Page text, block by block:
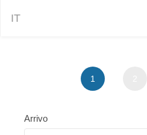
IT
1
Arrivo